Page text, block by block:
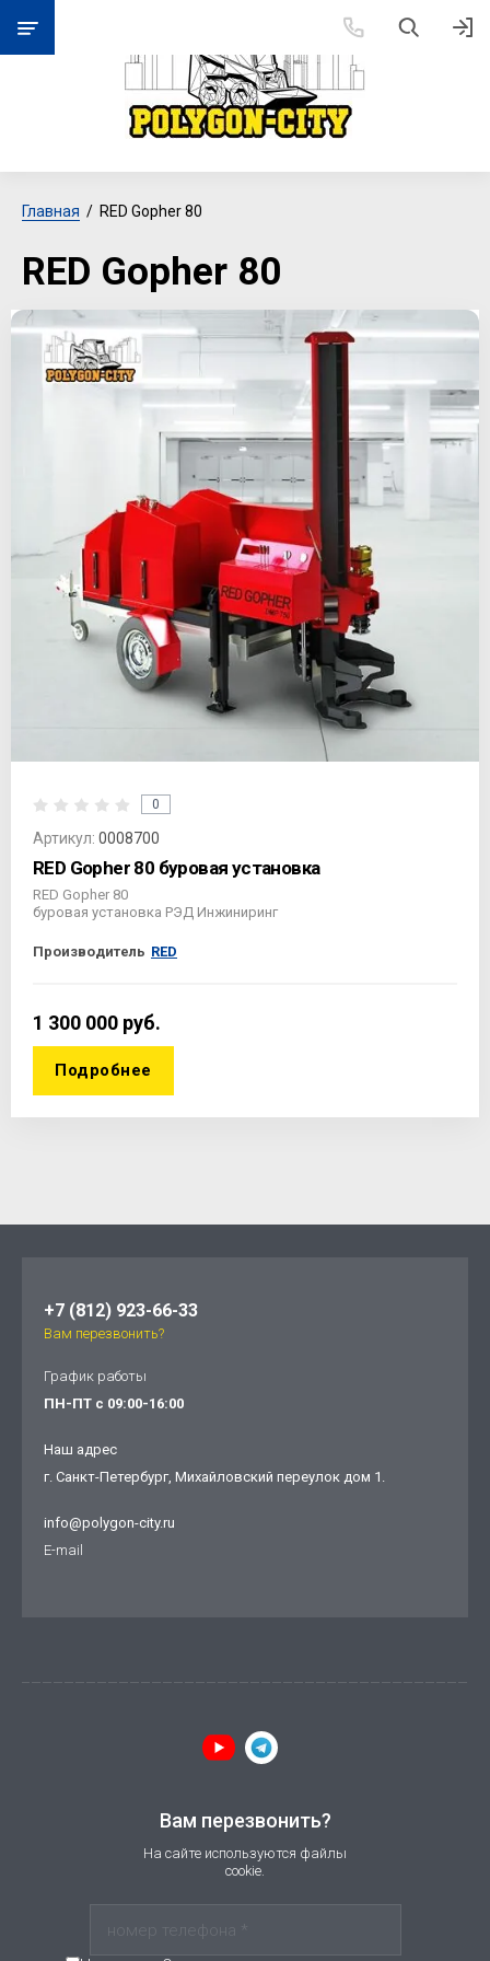
Главная
  /  RED Gopher 80
RED Gopher 80
0
Артикул: 0008700
RED Gopher 80 буровая установка
RED Gopher 80
буровая установка РЭД Инжиниринг
Производитель RED
1 300 000 руб.
Подробнее
+7 (812) 923-66-33
Вам перезвонить?
График работы
ПН-ПТ с 09:00-16:00
Наш адрес
г. Санкт-Петербург, Михайловский переулок дом 1.
info@polygon-city.ru
E-mail
Вам перезвонить?
На сайте используются файлы
cookie.